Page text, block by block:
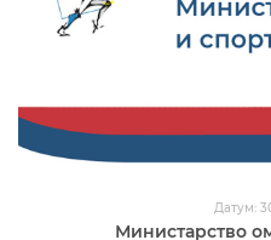
Датум:
Министарство